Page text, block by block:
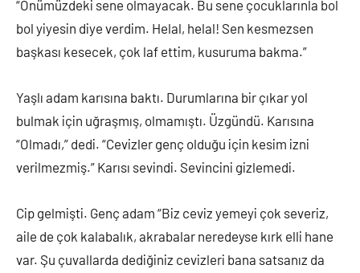
“Önümüzdeki sene olmayacak. Bu sene çocuklarınla bol
bol yiyesin diye verdim. Helal, helal! Sen kesmezsen
başkası kesecek, çok laf ettim, kusuruma bakma.”
Yaşlı adam karısına baktı. Durumlarına bir çıkar yol
bulmak için uğraşmış, olmamıştı. Üzgündü. Karısına
“Olmadı,” dedi. “Cevizler genç olduğu için kesim izni
verilmezmiş.” Karısı sevindi. Sevincini gizlemedi.
Cip gelmişti. Genç adam “Biz ceviz yemeyi çok severiz,
aile de çok kalabalık, akrabalar neredeyse kırk elli hane
var. Şu çuvallarda dediğiniz cevizleri bana satsanız da